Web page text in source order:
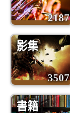
2187
影集
3507
書籍